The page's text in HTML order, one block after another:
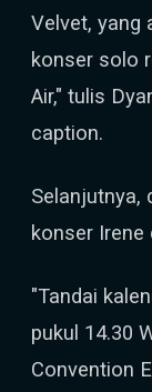
Velvet, yang
konser solo
Air," tulis
caption.
Selanjutnya,
konser
"Tandai
pukul 14.30
Convention